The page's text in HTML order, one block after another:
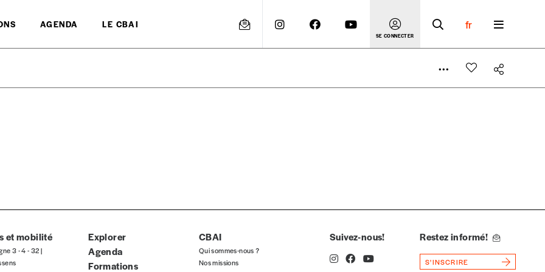
AGENDA LE CBAI
SE CONNECTER
fr
indicatif. De cette manière, vous soutenez le travail de l’équipe de rédaction selon vos moyens et vos motivations.
et mobilité
3 - 4 - 32 |
Explorer
Agenda
Formations
CBAI
Qui sommes-nous ?
Nos missions
Suivez-nous! Restez informé!
S'INSCRIRE